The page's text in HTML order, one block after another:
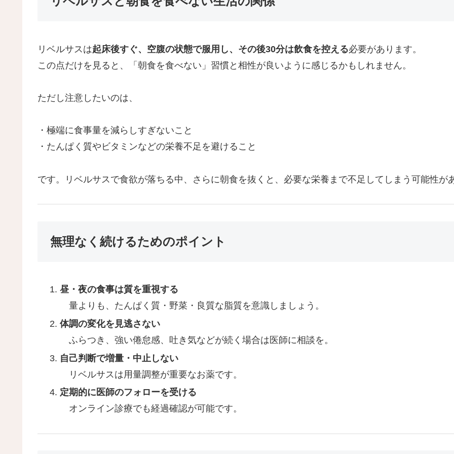
リベルサスは起床後すぐ、空腹の状態で服用し、その後30分は飲食を控える必要があります。
この点だけを見ると、「朝食を食べない」習慣と相性が良いように感じるかもしれません。
ただし注意したいのは、
・極端に食事量を減らしすぎないこと
・たんぱく質やビタミンなどの栄養不足を避けること
です。リベルサスで食欲が落ちる中、さらに朝食を抜くと、必要な栄養まで不足してしまう可能性が
無理なく続けるためのポイント
昼・夜の食事は質を重視する
量よりも、たんぱく質・野菜・良質な脂質を意識しましょう。
体調の変化を見逃さない
ふらつき、強い倦怠感、吐き気などが続く場合は医師に相談を。
自己判断で増量・中止しない
リベルサスは用量調整が重要なお薬です。
定期的に医師のフォローを受ける
オンライン診療でも経過確認が可能です。